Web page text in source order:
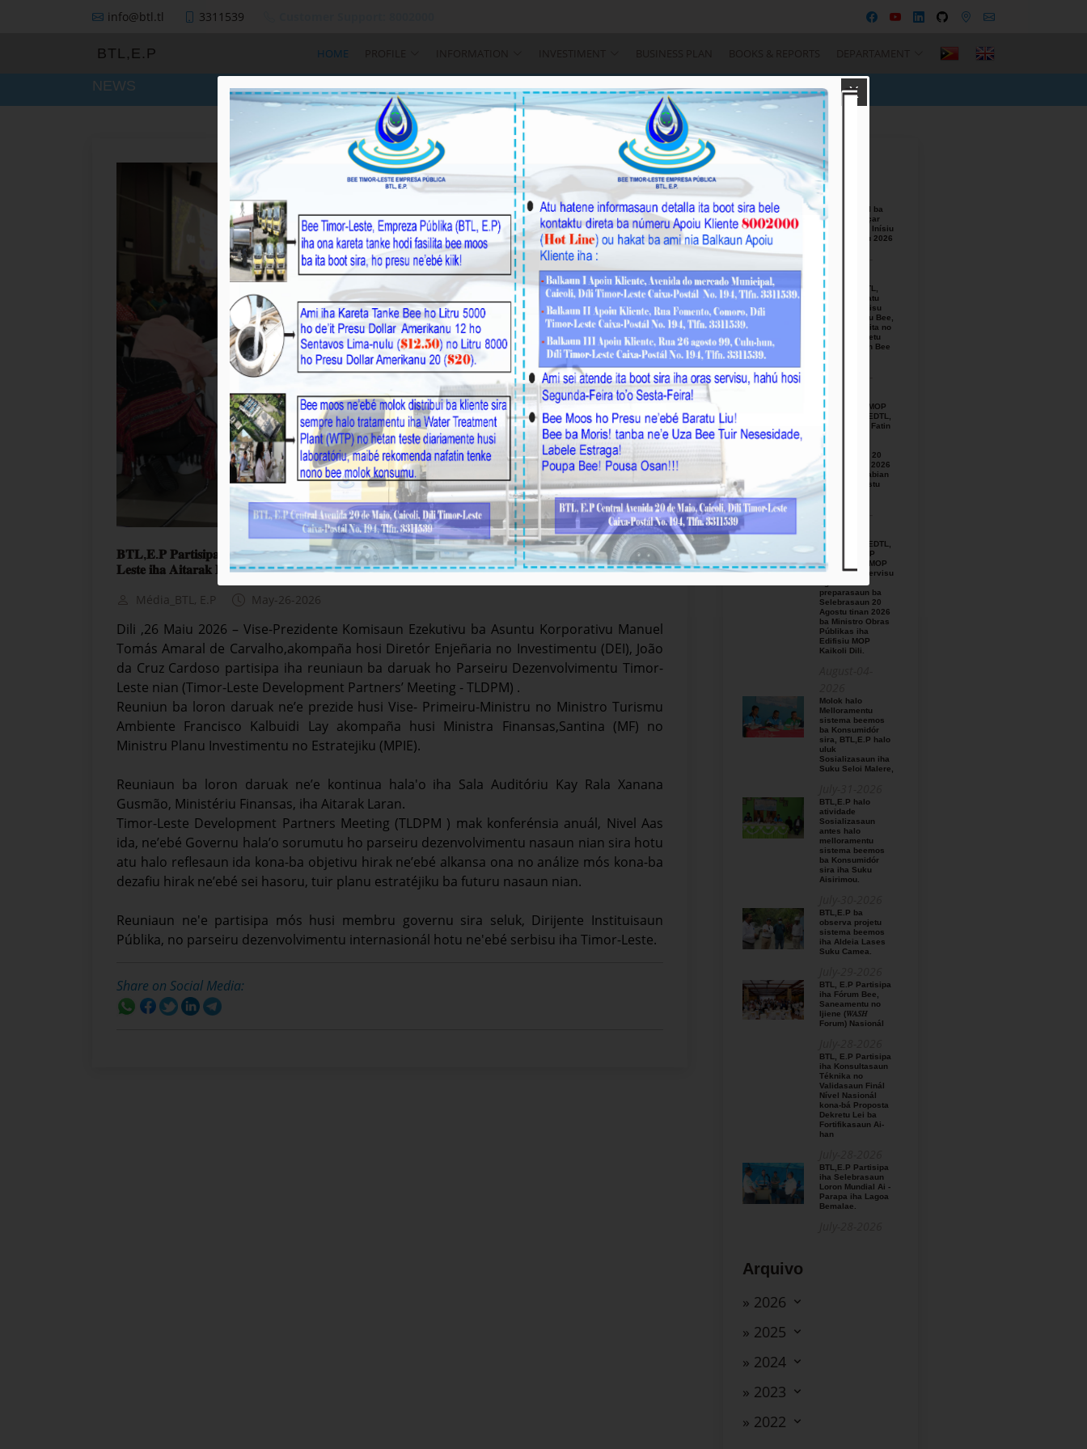
info@btl.tl 3311539
BTL,E.P HOME PROFILE INFORMATION INVESTIMENT BUSINESS PLAN BOOKS & REPORTS DEPARTAMENT
NEWS
𝐁𝐓𝐋,𝐄.𝐏 𝐏𝐚𝐫𝐭𝐢𝐬𝐢𝐩𝐚 𝐑𝐞𝐮𝐧𝐢𝐮𝐧 𝐋𝐨𝐫𝐨𝐧 𝐃𝐚𝐫𝐮𝐚𝐤 𝐄𝐧𝐭𝐫𝐞 𝐆𝐨𝐯𝐞𝐫𝐧𝐮 𝐡𝐨 𝐏𝐚𝐫𝐬𝐞𝐢𝐫𝐮 𝐃𝐞𝐳𝐞𝐧𝐯𝐨𝐥𝐯𝐢𝐦𝐞𝐧𝐭𝐮 𝐓𝐢𝐦𝐨𝐫-
𝐋𝐞𝐬𝐭𝐞 𝐢𝐡𝐚 𝐀𝐢𝐭𝐚𝐫𝐚𝐤 𝐋𝐚𝐫𝐚𝐧.
Média_BTL, E.P May-26-2026
Dili ,26 Maiu 2026 – Vise-Prezidente Komisaun Ezekutivu ba Asuntu Korporativu Manuel
Tomás Amaral de Carvalho,akompaña hosi Diretór Enjeñaria no Investimentu (DEI), João
da Cruz Cardoso partisipa iha reuniaun ba daruak ho Parseiru Dezenvolvimentu Timor-
Leste nian (Timor-Leste Development Partners’ Meeting - TLDPM) .
Reuniun ba loron daruak ne’e prezide husi Vise- Primeiru-Ministru no Ministro Turismu
Ambiente Francisco Kalbuidi Lay akompaña husi Ministra Finansas,Santina (MF) no
Ministru Planu Investimentu no Estratejiku (MPIE).
Reuniaun ba loron daruak ne’e kontinua hala'o iha Sala Auditóriu Kay Rala Xanana
Gusmão, Ministériu Finansas, iha Aitarak Laran.
Timor-Leste Development Partners Meeting (TLDPM ) mak konferénsia anuál, Nivel Aas
ida, ne’ebé Governu hala’o sorumutu ho parseiru dezenvolvimentu nasaun nian sira hotu
atu halo reflesaun ida kona-ba objetivu hirak ne’ebé alkansa ona no análize mós kona-ba
dezafiu hirak ne’ebé sei hasoru, tuir planu estratéjiku ba futuru nasaun nian.
Reuniaun ne'e partisipa mós husi membru governu sira seluk, Dirijente Instituisaun
Públika, no parseiru dezenvolvimentu internasionál hotu ne'ebé serbisu iha Timor-Leste.
Share on Social Media:
Recent Posts
BTL, E.P
Responsável ba
Seremónia Içar
Bandeira iha Inísiu
Fulan Agostu 2026
August-05-
2026
Ezekutivu BTL,
E.P Orienta atu
Mellora Servisu
Fornesimentu Bee,
Hasa’e Reseita no
Finaliza Projetu
Kanalizasaun Bee
August-05-
2026
BTL, E.P ho MOP
hamutuk ho EDTL,
E.P,Observa Fatin
preparasaun
beemos ba
Selebrasaun 20
Agostu tinan 2026
iha foho Matabian
Hun area Postu
Kelekai.
August-03-
2026
BTL, E.P ho EDTL,
E.P no IGE I.P
enkontru ho MOP
hodi relata servisu
preparasaun ba
Selebrasaun 20
Agostu tinan 2026
ba Ministro Obras
Públikas iha
Edifisiu MOP
Kaikoli Dili.
Molok halo
Melloramentu
sistema beemos
ba Konsumidór
sira, BTL,E.P halo
uluk
Sosializasaun iha
Suku Seloi Malere,
BTL,E.P halo
atividade
Sosializasaun
antes halo
melloramentu
sistema beemos
ba Konsumidór
sira iha Suku
Aisirimou.
BTL,E.P ba
observa projetu
sistema beemos
iha Aldeia Lases
Suku Camea.
BTL, E.P Partisipa
iha Fórum Bee,
Saneamentu no
Ijiene (𝑊𝐴𝑆𝐻
Forum) Nasionál
BTL, E.P Partisipa
iha Konsultasaun
Téknika no
Validasaun Finál
Nível Nasionál
kona-bá Proposta
Dekretu Lei ba
Fortifikasaun Ai-
han
BTL,E.P Partisipa
iha Selebrasaun
Loron Mundial Ai -
Parapa iha Lagoa
Bemalae.
Arquivo
» 2026
» 2025
» 2024
» 2023
» 2022
X